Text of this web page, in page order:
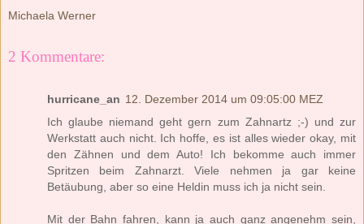
Michaela Werner
2 Kommentare:
hurricane_an 12. Dezember 2014 um 09:05:00 MEZ
Ich glaube niemand geht gern zum Zahnartz ;-) und zur
Werkstatt auch nicht. Ich hoffe, es ist alles wieder okay, mit
den Zähnen und dem Auto! Ich bekomme auch immer
Spritzen beim Zahnarzt. Viele nehmen ja gar keine
Betäubung, aber so eine Heldin muss ich ja nicht sein.
Mit der Bahn fahren, kann ja auch ganz angenehm sein,